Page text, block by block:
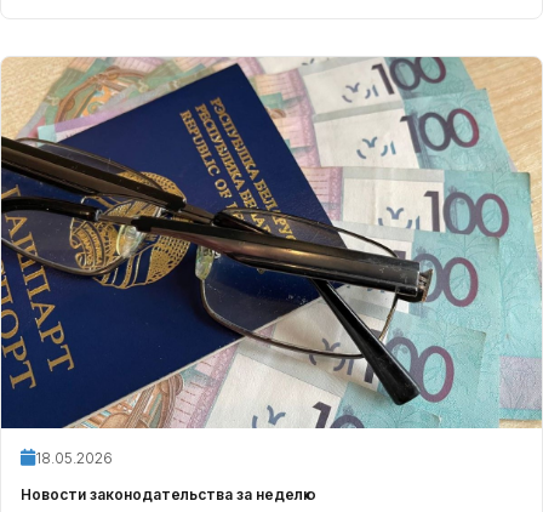
18.05.2026
Новости законодательства за неделю